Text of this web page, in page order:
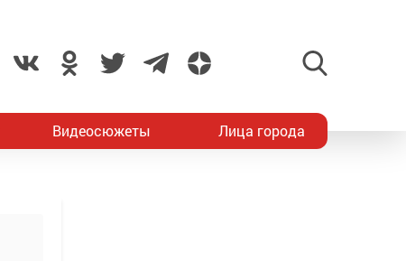
Видеосюжеты Лица города